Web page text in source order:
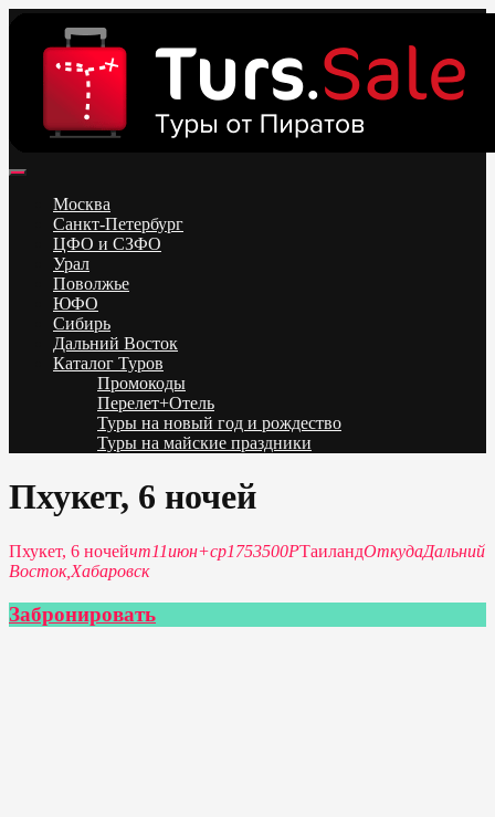
content
Низкие цены на путевки 3-7-10 ночей все включено, отдых на
море. Распродажа экскурсионных и горнолыжных туров.
Обновление каждый день. Официальный сайт Тур Сейл
Москва
Санкт-Петербург
ЦФО и СЗФО
Урал
Поволжье
ЮФО
Сибирь
Дальний Восток
Каталог Туров
Промокоды
Перелет+Отель
Туры на новый год и рождество
Туры на майские праздники
Пхукет, 6 ночей
Пхукет, 6 ночейчт11июн+ср1753500PТаиландОткудаДальний
Восток, Хабаровск
Забронировать